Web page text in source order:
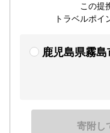
この提
トラベルポイ
鹿児島県霧島
寄附し